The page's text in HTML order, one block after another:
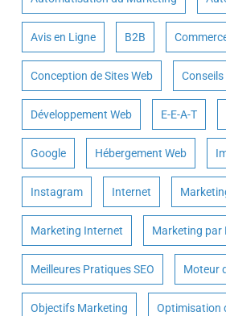
Avis en Ligne B2B
Conception de Sites Web Conseils
Développement Web E-E-A-T
Google Hébergement Web
Instagram Internet
Marketing Internet Marketing par
Meilleures Pratiques SEO Moteur
Objectifs Marketing Optimisation